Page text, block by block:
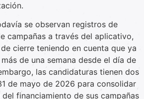
se observan registros de
campañas a través del aplicativo,
cierre teniendo en cuenta que ya
de una semana desde el día de
las candidaturas tienen dos
de mayo de 2026 para consolidar
financiamiento de sus campañas